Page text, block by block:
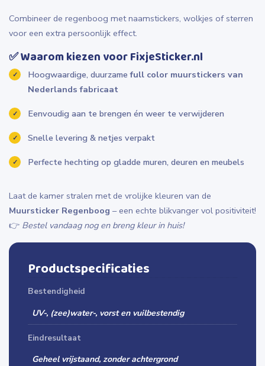
Combineer de regenboog met naamstickers, wolkjes of sterren
voor een extra persoonlijk effect.
✅Waarom kiezen voor FixjeSticker.nl
Hoogwaardige, duurzamefull color muurstickers van
Nederlands fabricaat
Eenvoudig aan te brengen én weer te verwijderen
Snelle levering & netjes verpakt
Perfecte hechting op gladde muren, deuren en meubels
Laat de kamer stralen met de vrolijke kleuren van de
Muursticker Regenboog – een echte blikvanger vol positiviteit!
👉 Bestel vandaag nog en breng kleur in huis!
Productspecificaties
Bestendigheid
UV-, (zee)water-, vorst en vuilbestendig
Eindresultaat
Geheel vrijstaand, zonder achtergrond